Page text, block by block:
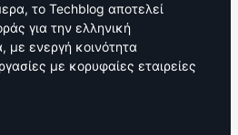
το Techblog αποτελεί
για την ελληνική
με ενεργή κοινότητα
με κορυφαίες εταιρείες